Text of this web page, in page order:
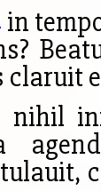
in
claruit
nihil